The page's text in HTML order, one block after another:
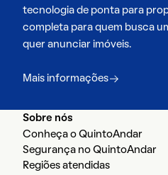
Sobre nós
Conheça o QuintoAndar
Segurança no QuintoAndar
Regiões atendidas
tecnologia de ponta para
completa para quem busca
quer anunciar imóveis.
Mais informações